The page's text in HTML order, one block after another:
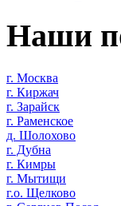
Наши
г. Москва
г. Киржач
г. Зарайск
г. Раменское
д. Шолохово
г. Дубна
г. Кимры
г. Мытищи
г.о. Щелково